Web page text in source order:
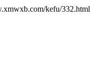
kefu/332.html